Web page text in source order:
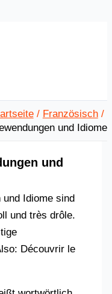
Französisch
und Idiome
und
und Idiome sind
und très drôle.
Découvrir le